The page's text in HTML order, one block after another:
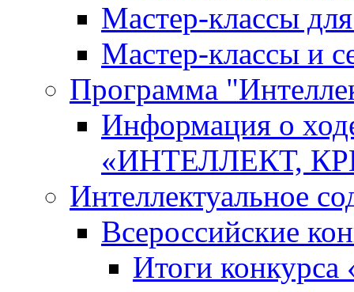
Мастер-классы
Мастер-классы и
Программа
Информация о
«ИНТЕЛЛЕКТ,
Интеллектуальное
Всероссийские
Итоги конкурса